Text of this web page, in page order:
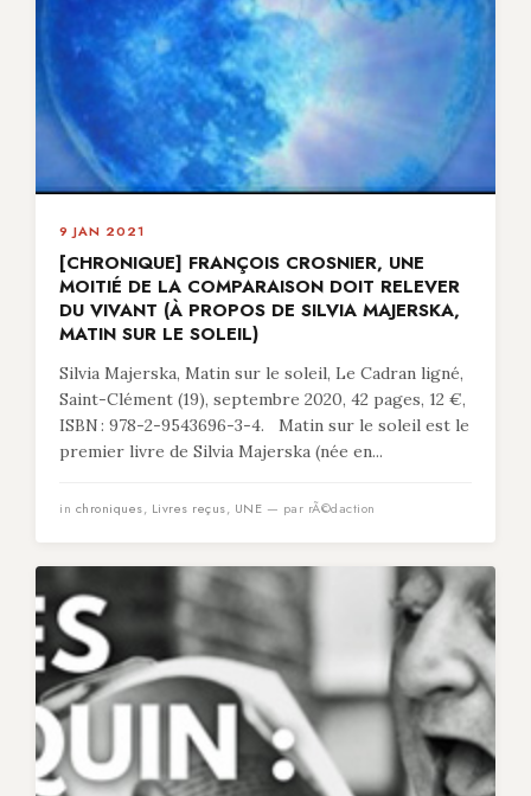
9 JAN 2021
[CHRONIQUE] FRANÇOIS CROSNIER, UNE
MOITIÉ DE LA COMPARAISON DOIT RELEVER
DU VIVANT (À PROPOS DE SILVIA MAJERSKA,
MATIN SUR LE SOLEIL)
Silvia Majerska, Matin sur le soleil, Le Cadran ligné,
Saint-Clément (19), septembre 2020, 42 pages, 12 €,
ISBN : 978-2-9543696-3-4. Matin sur le soleil est le
premier livre de Silvia Majerska (née en...
in chroniques, Livres reçus, UNE — par rÃ©daction